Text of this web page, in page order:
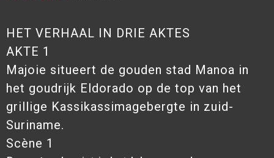
HET VERHAAL IN DRIE AKTES
AKTE 1
Majoie situeert de gouden stad Manoa in
het goudrijk Eldorado op de top van het
grillige Kassikassimagebergte in zuid-
Suriname.
Scène 1